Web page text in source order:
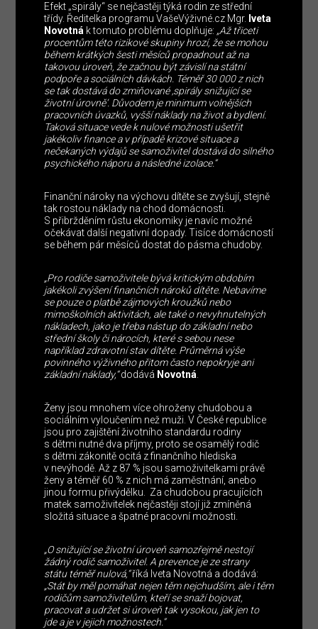
Efekt „spirály“ se nejčastěji týká rodin ze střední
třídy. Ředitelka programu VašeVýživné.cz Mgr. Iveta
Novotná k tomuto problému doplňuje: „Až třiceti
procentům této rizikové skupiny hrozí, že se mohou
během krátkých šesti měsíců propadnout až na
takovou úroveň, že začnou být závislí na státní
podpoře a sociálních dávkách. Téměř 30 000 z nich
se tak dostává do zmiňované ‚spirály snižující se
životní úrovně‘. Důvodem je minimum volnějších
pracovních úvazků, vyšší náklady na život a bydlení.
Taková situace vede k nulové možnosti ušetřit
jakékoliv finance a v případě krizové situace a
nečekaných výdajů se samoživitel dostává do silného
psychického náporu a následné izolace.“
Finanční nároky na výchovu dítěte se zvyšují, stejně
tak rostou náklady na chod domácnosti.
S přibržděním růstu ekonomiky je navíc možné
očekávat další negativní dopady. Tisíce domácností
se během pár měsíců dostat do pásma chudoby.
„Pro rodiče samoživitele bývá kritickým obdobím
jakékoli zvýšení finančních nároků dítěte. Nebavíme
se pouze o platbě zájmových kroužků nebo
mimoškolních aktivitách, ale také o nevyhnutelných
nákladech, jako je třeba nástup do základní nebo
střední školy či nárocích, které s sebou nese
například zdravotní stav dítěte. Průměrná výše
povinného výživného přitom často nepokryje ani
základní náklady,“dodává Novotná.
Ženy jsou mnohem více ohroženy chudobou a
sociálním vyloučením než muži. V České republice
jsou pro zajištění životního standardu rodiny
s dětmi nutné dva příjmy, proto se osamělý rodič
s dětmi zákonitě ocitá z finančního hlediska
v nevýhodě. Až z 87 % jsou samoživitelkami právě
ženy a téměř 60 % z nich má zaměstnání, anebo
jinou formu přivýdělku. Za chudobou pracujících
matek samoživitelek nejčastěji stojí již zmíněná
složitá situace a špatné pracovní možnosti.
„O snižující se životní úroveň samozřejmě nestojí
žádný rodič samoživitel. A prevence je ze strany
státu téměř nulová,“říká Iveta Novotná a dodává:
„Stát by měl pomáhat nejen těm nejchudším, ale i těm
rodičům samoživitelům, kteří se snaží bojovat,
pracovat a udržet si úroveň tak vysokou, jak jen to
jde a je v jejich možnostech.“